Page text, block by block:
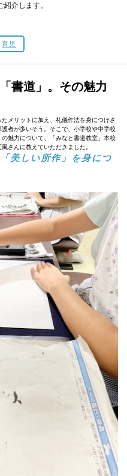
介します。
育児
書道」。その魅力
メリットに加え、礼儀作法を身につけさ
者が多いそう。そこで、小学校や中学校
魅力について、「みなと書道教室」本校
さんに教えていただきました。
美しい所作」を身につ